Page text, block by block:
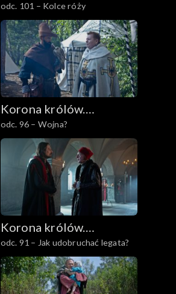
Jagiellonowie
odc. 101 – Kolce róży
Korona królów.
Jagiellonowie
odc. 96 – Wojna?
Korona królów.
Jagiellonowie
odc. 91 – Jak udobruchać legata?